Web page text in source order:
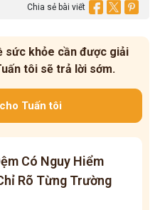
Chia sẻ bài viết
sức khỏe cần được giải
tôi sẽ trả lời sớm.
Tuấn tôi
Có Nguy Hiểm
Rõ Từng Trường